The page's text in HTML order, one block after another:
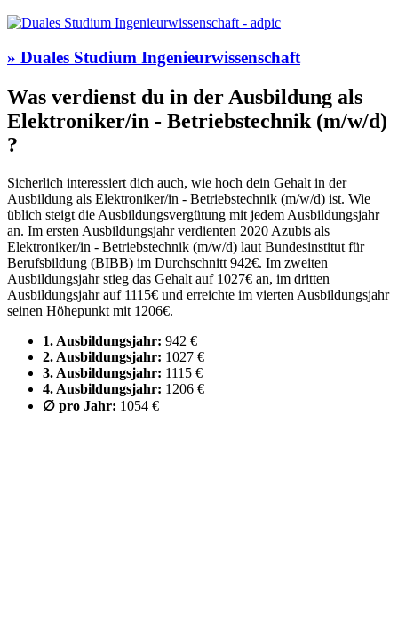
» Duales Studium Ingenieurwissenschaft
Was verdienst du in der Ausbildung als
Elektroniker/in - Betriebstechnik (m/w/d)
?
Sicherlich interessiert dich auch, wie hoch dein Gehalt in der
Ausbildung als Elektroniker/in - Betriebstechnik (m/w/d) ist. Wie
üblich steigt die Ausbildungsvergütung mit jedem Ausbildungsjahr
an. Im ersten Ausbildungsjahr verdienten 2020 Azubis als
Elektroniker/in - Betriebstechnik (m/w/d) laut Bundesinstitut für
Berufsbildung (BIBB) im Durchschnitt 942€. Im zweiten
Ausbildungsjahr stieg das Gehalt auf 1027€ an, im dritten
Ausbildungsjahr auf 1115€ und erreichte im vierten Ausbildungsjahr
seinen Höhepunkt mit 1206€.
1. Ausbildungsjahr: 942 €
2. Ausbildungsjahr: 1027 €
3. Ausbildungsjahr: 1115 €
4. Ausbildungsjahr: 1206 €
∅ pro Jahr: 1054 €